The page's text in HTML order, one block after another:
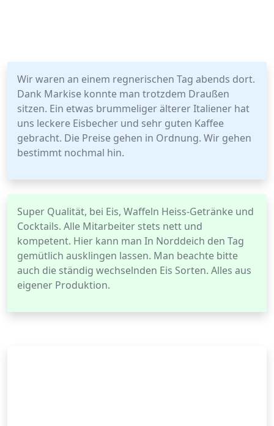
Wir waren an einem regnerischen Tag abends dort.
Dank Markise konnte man trotzdem Draußen
sitzen. Ein etwas brummeliger älterer Italiener hat
uns leckere Eisbecher und sehr guten Kaffee
gebracht. Die Preise gehen in Ordnung. Wir gehen
bestimmt nochmal hin.
Super Qualität, bei Eis, Waffeln Heiss-Getränke und
Cocktails. Alle Mitarbeiter stets nett und
kompetent. Hier kann man In Norddeich den Tag
gemütlich ausklingen lassen. Man beachte bitte
auch die ständig wechselnden Eis Sorten. Alles aus
eigener Produktion.